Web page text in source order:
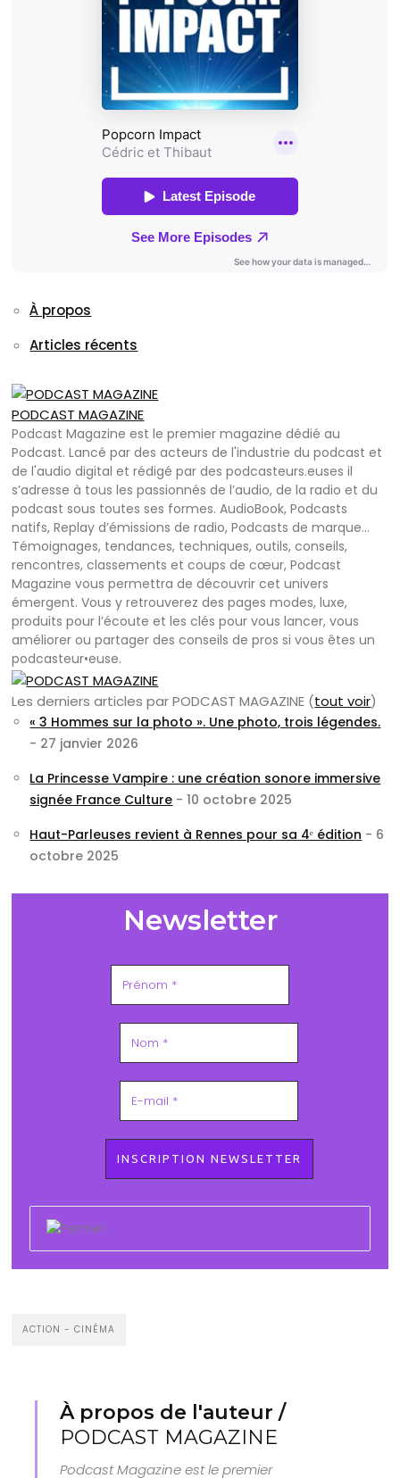
À propos
Articles récents
PODCAST MAGAZINE
Podcast Magazine est le premier magazine dédié au
Podcast. Lancé par des acteurs de l'industrie du podcast et
de l'audio digital et rédigé par des podcasteurs.euses il
s’adresse à tous les passionnés de l’audio, de la radio et du
podcast sous toutes ses formes. AudioBook, Podcasts
natifs, Replay d’émissions de radio, Podcasts de marque…
Témoignages, tendances, techniques, outils, conseils,
rencontres, classements et coups de cœur, Podcast
Magazine vous permettra de découvrir cet univers
émergent. Vous y retrouverez des pages modes, luxe,
produits pour l’écoute et les clés pour vous lancer, vous
améliorer ou partager des conseils de pros si vous êtes un
podcasteur•euse.
Les derniers articles par PODCAST MAGAZINE (tout voir)
« 3 Hommes sur la photo ». Une photo, trois légendes.
- 27 janvier 2026
La Princesse Vampire : une création sonore immersive
signée France Culture - 10 octobre 2025
Haut-Parleuses revient à Rennes pour sa 4ᵉ édition - 6
octobre 2025
Newsletter
ACTION - CINÉMA
À propos de l'auteur /
PODCAST MAGAZINE
Podcast Magazine est le premier